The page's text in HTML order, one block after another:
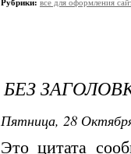
Рубрики: все для оформления
БЕЗ
Пятница, 28
Это цитата